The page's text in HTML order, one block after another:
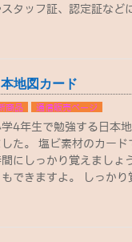
スタッフ証、認定証など
地図カード
商品 通信販売ページ
4年生で勉強する日本
した。 塩ビ素材のカー
間にしっかり覚えましょ
もできますよ。 しっか